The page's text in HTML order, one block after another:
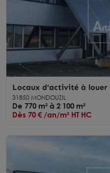
Locaux d'activité à louer
sécurisé avec parkings
31850 MONDOUZIL
De 770 m² à 2 100 m²
Dès 70 € /an/m² HT HC